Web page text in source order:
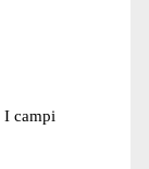
I campi